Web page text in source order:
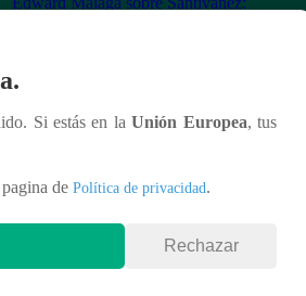
Si estás en laUnión Europea, tus
de Política de privacidad.
Rechazar